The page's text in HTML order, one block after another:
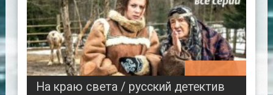
На краю света / русский детектив